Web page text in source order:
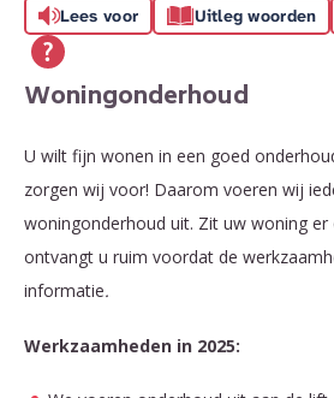
Lees voor Uitleg woorden
Woningonderhoud
U wilt fijn wonen in een goed
zorgen wij voor! Daarom voeren wij
woningonderhoud uit. Zit uw woning er
ontvangt u ruim voordat de
informatie.
Werkzaamheden in 2025: